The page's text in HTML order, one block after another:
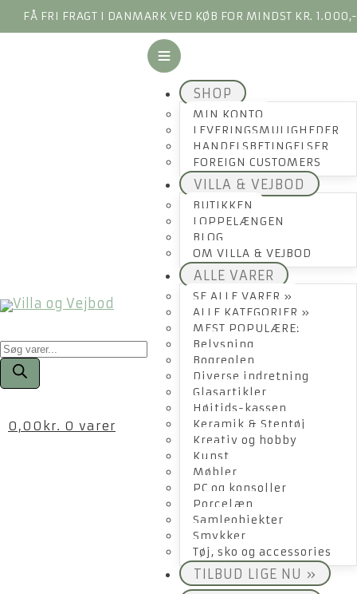
FÅ FRI FRAGT I DANMARK VED KØB FOR MINDST KR. 1.000,-
Products
search
0,00 kr. 0 varer
SHOP
MIN KONTO
LEVERINGSMULIGHEDER
HANDELSBETINGELSER
FOREIGN CUSTOMERS
VILLA & VEJBOD
BUTIKKEN
LOPPELÆNGEN
BLOG
OM VILLA & VEJBOD
ALLE VARER
SE ALLE VARER »
ALLE KATEGORIER »
MEST POPULÆRE:
Belysning
Bogreolen
Diverse indretning
Glasartikler
Højtids-kassen
Keramik & Stentøj
Kreativ og hobby
Kunst
Møbler
PC og konsoller
Porcelæn
Samleobjekter
Smykker
Tøj, sko og accessories
TILBUD LIGE NU »